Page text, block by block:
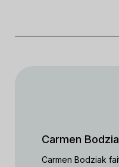
Carmen
Carmen Bodziak